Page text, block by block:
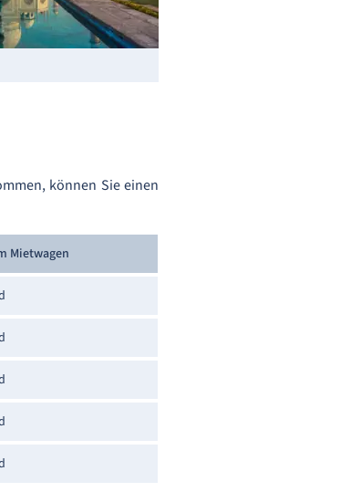
können Sie einen
Mietwagen